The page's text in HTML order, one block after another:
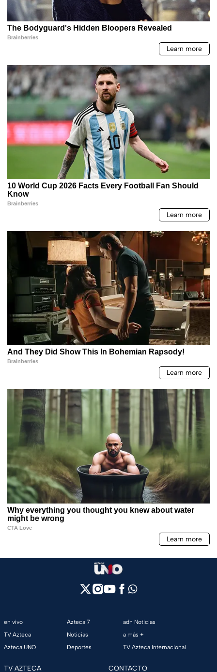
en vivo
TV Azteca
Azteca UNO
Azteca 7
Noticias
Deportes
adn Noticias
a más +
TV Azteca Internacional
TV AZTECA CONTACTO